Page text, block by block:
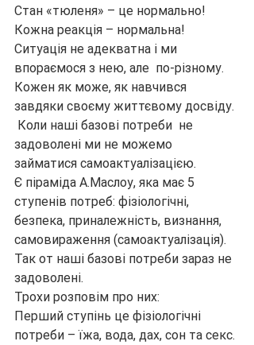
Стан «тюленя» – це нормально!
Кожна реакція – нормальна!
Ситуація не адекватна і ми
впораємося з нею, але  по-різному.
Кожен як може, як навчився
завдяки своєму життєвому досвіду.
задоволені ми не можемо
займатися самоактуалізацією.
Є піраміда А.Маслоу, яка має 5
ступенів потреб: фізіологічні,
безпека, приналежність, визнання,
самовираження (самоактуалізація).
Так от наші базові потреби зараз не
задоволені.
Трохи розповім про них:
Перший ступінь це фізіологічні
потреби – їжа, вода, дах, сон та секс.